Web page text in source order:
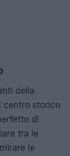
della
centro storico
di
tra le
le